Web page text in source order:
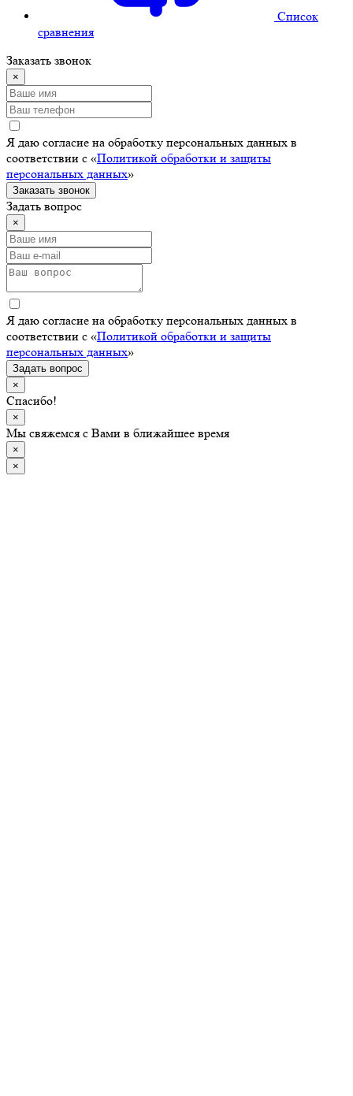
Cписок
сравнения
Заказать звонок
×
Я даю согласие на обработку персональных данных в
соответствии с «Политикой обработки и защиты
персональных данных»
Заказать звонок
Задать вопрос
×
Я даю согласие на обработку персональных данных в
соответствии с «Политикой обработки и защиты
персональных данных»
Задать вопрос
×
Спасибо!
×
Мы свяжемся с Вами в ближайшее время
×
×